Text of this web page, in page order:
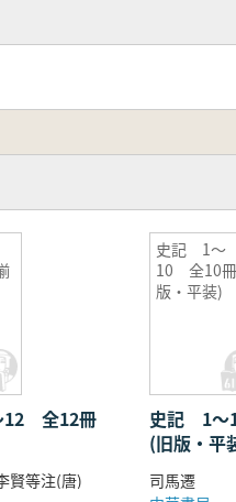
全12冊
等注(唐)
史記 1〜
10 全10
版・平装)
史記 1〜
(旧版・平
司馬遷